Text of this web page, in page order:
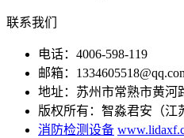
联系我们
电话：4006-598-119
邮箱：
地址：苏州市常熟市黄河
版权所有：智淼君安（江
消防检测设备